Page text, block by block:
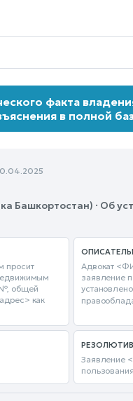
факта
в полной
Башкортостан) · Об
просит
№, общей
как
Адвокат
заявление
Заявление